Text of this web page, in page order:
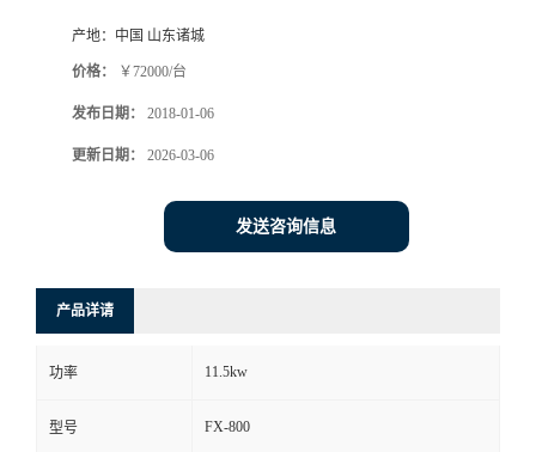
产地： 中国 山东诸城
价格： ￥72000/台
发布日期： 2018-01-06
更新日期： 2026-03-06
发送咨询信息
产品详请
功率 11.5kw
型号 FX-800